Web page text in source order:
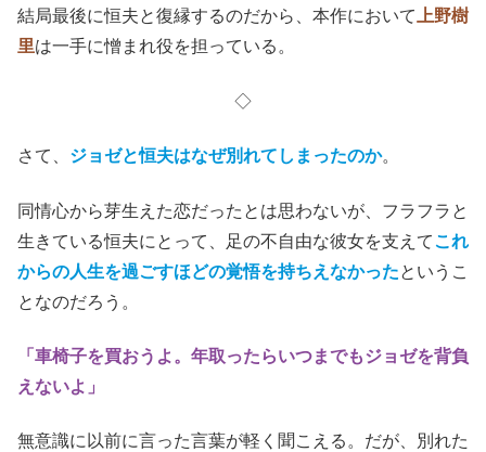
結局最後に恒夫と復縁するのだから、本作において
上野樹
里は一手に憎まれ役を担っている。
◇
さて、 ジョゼと恒夫はなぜ別れてしまったのか。
同情心から芽生えた恋だったとは思わないが、フラフラと
生きている恒夫にとって、足の不自由な彼女を支えてこれ
からの人生を過ごすほどの覚悟を持ちえなかったというこ
となのだろう。
「車椅子を買おうよ。年取ったらいつまでもジョゼを背負
えないよ」
無意識に以前に言った言葉が軽く聞こえる。だが、別れた